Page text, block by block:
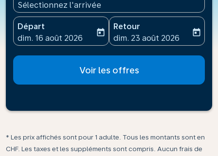
Sélectionnez l'arrivée
Départ
fc-booking-departure-date-aria-label
dim. 16 août 2026
today
Retour
fc-booking-return-date-
dim. 23 août 2026
today
Voir les offres
* Les prix affichés sont pour 1 adulte. Tous les montants sont en
CHF. Les taxes et les suppléments sont compris. Aucun frais de